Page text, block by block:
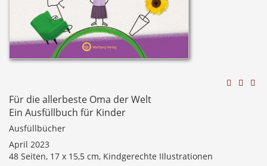
Für die allerbeste Oma der Welt
Ein Ausfüllbuch für Kinder
Ausfüllbücher
April 2023
48 Seiten, 17 x 15,5 cm, Kindgerechte IIlustrationen